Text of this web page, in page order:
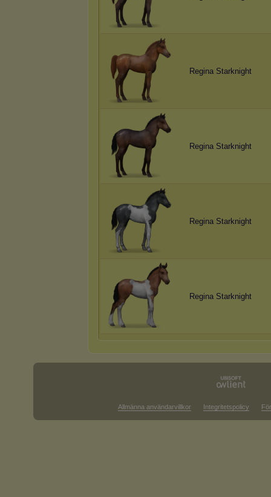
Regina Starknight
Regina Starknight
Regina Starknight
Regina Starknight
Allmänna användarvillkor Integritetspolicy